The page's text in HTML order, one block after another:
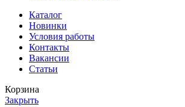
Каталог
Новинки
Условия работы
Контакты
Вакансии
Статьи
Корзина
Закрыть